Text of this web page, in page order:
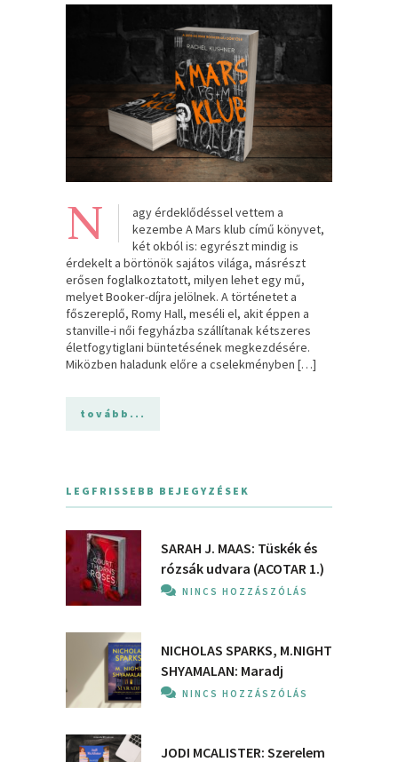
N
agy érdeklődéssel vettem a
kezembe A Mars klub című könyvet,
két okból is: egyrészt mindig is
érdekelt a börtönök sajátos világa, másrészt
erősen foglalkoztatott, milyen lehet egy mű,
melyet Booker-díjra jelölnek. A történetet a
főszereplő, Romy Hall, meséli el, akit éppen a
stanville-i női fegyházba szállítanak kétszeres
életfogytiglani büntetésének megkezdésére.
Miközben haladunk előre a cselekményben […]
tovább...
LEGFRISSEBB BEJEGYZÉSEK
SARAH J. MAAS: Tüskék és
rózsák udvara (ACOTAR 1.)
NINCS HOZZÁSZÓLÁS
NICHOLAS SPARKS, M.NIGHT
SHYAMALAN: Maradj
NINCS HOZZÁSZÓLÁS
JODI MCALISTER: Szerelem